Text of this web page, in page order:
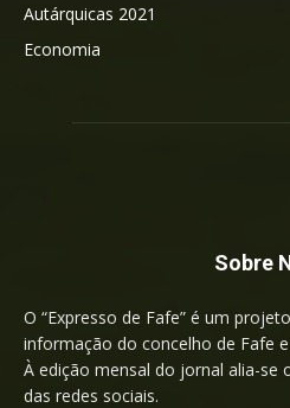
Autárquicas 2021
Economia
Sobre
O “Expresso de Fafe” é um
informação do concelho de Fafe
À edição mensal do jornal alia-se
das redes sociais.